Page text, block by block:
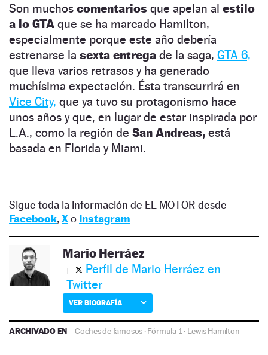
Son muchos comentarios que apelan al estilo
a lo GTA que se ha marcado Hamilton,
especialmente porque este año debería
estrenarse la sexta entrega de la saga, GTA 6,
que lleva varios retrasos y ha generado
muchísima expectación. Ésta transcurrirá en
Vice City, que ya tuvo su protagonismo hace
unos años y que, en lugar de estar inspirada por
L.A., como la región de San Andreas, está
basada en Florida y Miami.
Sigue toda la información de EL MOTOR desde
Facebook, Xo Instagram
Mario Herráez
Perfil de Mario Herráez en
Twitter
VER BIOGRAFÍA
ARCHIVADO EN Coches de famosos ·Fórmula 1 · Lewis Hamilton